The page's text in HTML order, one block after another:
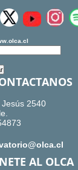
2540
AL OLCA